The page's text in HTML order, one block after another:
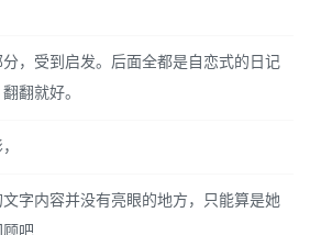
，受到启发。后面全都是自恋式的日记
翻就好。
字内容并没有亮眼的地方，只能算是她
吧